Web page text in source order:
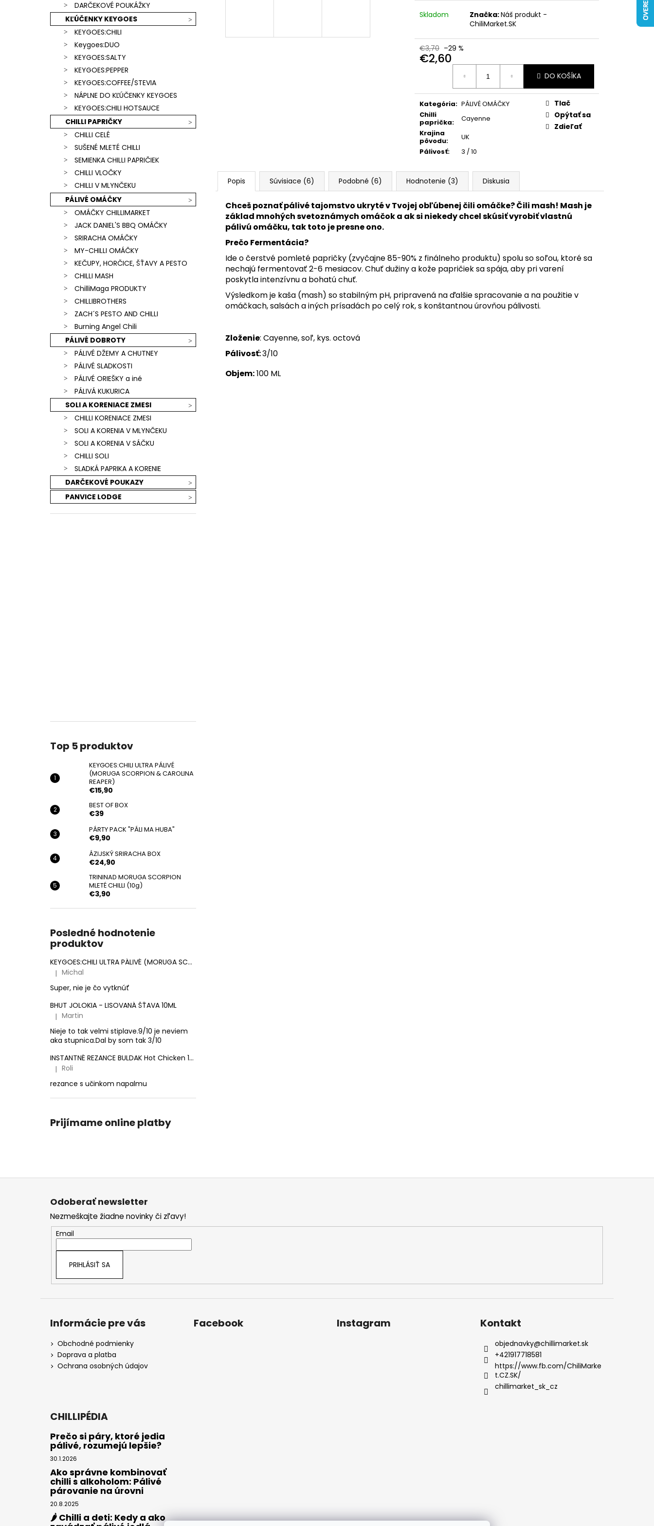
DARČEKOVÉ POUKÁŽKY
KĽÚČENKY KEYGOES
KEYGOES:CHILI
Keygoes:DUO
KEYGOES:SALTY
KEYGOES:PEPPER
KEYGOES:COFFEE/STEVIA
NÁPLNE DO KĽÚČENKY KEYGOES
KEYGOES:CHILI HOTSAUCE
CHILLI PAPRIČKY
CHILLI CELÉ
SUŠENÉ MLETÉ CHILLI
SEMIENKA CHILLI PAPRIČIEK
CHILLI VLOČKY
CHILLI V MLYNČEKU
PÁLIVÉ OMÁČKY
OMÁČKY CHILLIMARKET
JACK DANIEL'S BBQ OMÁČKY
SRIRACHA OMÁČKY
MY-CHILLI OMÁČKY
KEČUPY, HORČICE, ŠŤAVY A PESTO
CHILLI MASH
ChilliMaga PRODUKTY
CHILLIBROTHERS
ZACH´S PESTO AND CHILLI
Burning Angel Chili
PÁLIVÉ DOBROTY
PÁLIVÉ DŽEMY A CHUTNEY
PÁLIVÉ SLADKOSTI
PÁLIVÉ ORIEŠKY a iné
PÁLIVÁ KUKURICA
SOLI A KORENIACE ZMESI
CHILLI KORENIACE ZMESI
SOLI A KORENIA V MLYNČEKU
SOLI A KORENIA V SÁČKU
CHILLI SOLI
SLADKÁ PAPRIKA A KORENIE
DARČEKOVÉ POUKAZY
PANVICE LODGE
Top 5 produktov
KEYGOES:CHILI ULTRA PÁLIVÉ
(MORUGA SCORPION & CAROLINA
REAPER)
€15,90
BEST OF BOX
€39
PÁRTY PACK "PÁLI MA HUBA"
€9,90
ÁZIJSKÝ SRIRACHA BOX
€24,90
TRININAD MORUGA SCORPION
MLETÉ CHILLI (10g)
€3,90
Posledné hodnotenie
produktov
KEYGOES:CHILI ULTRA PÁLIVÉ (MORUGA SCORPION & CAROLINA REAPER)
Hodnotenie produktu je 5 z 5 hviezdičiek.
| Michal
Super, nie je čo vytknúť
BHUT JOLOKIA - LISOVANÁ ŠŤAVA 10ML
Hodnotenie produktu je 3 z 5 hviezdičiek.
| Martin
Nieje to tak velmi stiplave.9/10 je neviem
aka stupnica.Dal by som tak 3/10
INSTANTNÉ REZANCE BULDAK Hot Chicken 140g
Hodnotenie produktu je 5 z 5 hviezdičiek.
| Roli
rezance s učinkom napalmu
Prijímame online platby
Skladom Značka:Náš produkt -
ChiliMarket.SK
€3,70 –29 %
€2,60
Jednotková
DO KOŠÍKA
Kategória: PÁLIVÉ OMÁČKY
Chilli
paprička:
Cayenne
Krajina
pôvodu:
UK
Pálivosť: 3 / 10
Tlač
Opýtať sa
Zdieľať
Popis Súvisiace (6) Podobné (6) Hodnotenie (3) Diskusia
Chceš poznať pálivé tajomstvo ukryté v Tvojej obľúbenej čili omáčke? Čili mash! Mash je
základ mnohých svetoznámych omáčok a ak si niekedy chcel skúsiť vyrobiť vlastnú
pálivú omáčku, tak toto je presne ono.
Prečo Fermentácia?
Ide o čerstvé pomleté papričky (zvyčajne 85-90% z finálneho produktu) spolu so soľou, ktoré sa
nechajú fermentovať 2-6 mesiacov. Chuť dužiny a kože papričiek sa spája, aby pri varení
poskytla intenzívnu a bohatú chuť.
Výsledkom je kaša (mash) so stabilným pH, pripravená na ďalšie spracovanie a na použitie v
omáčkach, salsách a iných prísadách po celý rok, s konštantnou úrovňou pálivosti.
Zloženie: Cayenne, soľ, kys. octová
Pálivosť:3/10
Objem:100 ML
€15,90
Z
Odoberať newsletter
Nezmeškajte žiadne novinky či zľavy!
Email
PRIHLÁSIŤ SA
Informácie pre vás
Obchodné podmienky
Doprava a platba
Ochrana osobných údajov
Facebook Instagram Kontakt
objednavky@chillimarket.sk
+421917718581
https://www.fb.com/ChiliMarke
t.CZ.SK/
chillimarket_sk_cz
CHILLIPÉDIA
Prečo si páry, ktoré jedia
pálivé, rozumejú lepšie?
30.1.2026
Ako správne kombinovať
chilli s alkoholom: Pálivé
párovanie na úrovni
20.8.2025
🌶️ Chilli a deti: Kedy a ako